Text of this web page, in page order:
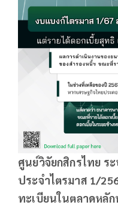
ศูนย์วิจัยกสิกรไทย ร
ประจำไตรมาส 1/
ทะเบียนในตลาดหลั